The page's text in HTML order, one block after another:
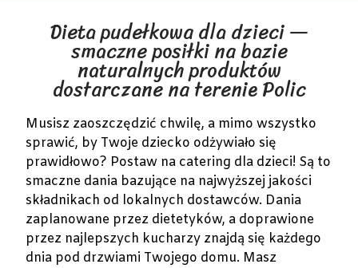
Dieta pudełkowa dla dzieci —
smaczne posiłki na bazie
naturalnych produktów
dostarczane na terenie Polic
Musisz zaoszczędzić chwilę, a mimo wszystko
sprawić, by Twoje dziecko odżywiało się
prawidłowo? Postaw na catering dla dzieci! Są to
smaczne dania bazujące na najwyższej jakości
składnikach od lokalnych dostawców. Dania
zaplanowane przez dietetyków, a doprawione
przez najlepszych kucharzy znajdą się każdego
dnia pod drzwiami Twojego domu. Masz